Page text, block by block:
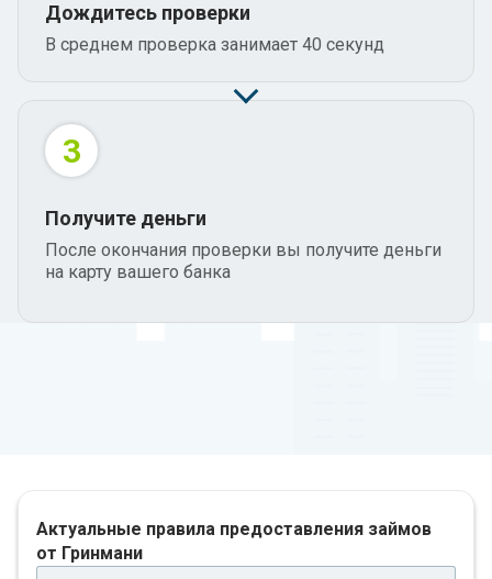
Дождитесь проверки
В среднем проверка занимает 40 секунд
3
Получите деньги
После окончания проверки вы получите деньги
на карту вашего банка
Актуальные правила предоставления займов
от Гринмани